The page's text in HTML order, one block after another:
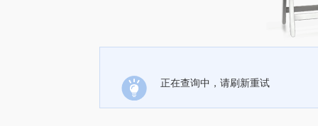
正在查询中，请刷新重试